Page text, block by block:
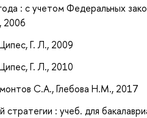
: с учетом Федеральных
2006
Г. Л., 2009
Г. Л., 2010
С.А., Глебова Н.М., 2017
: учеб. для